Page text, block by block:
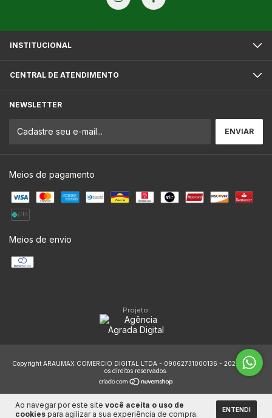
Ao navegar por este site você aceita o uso de
cookies para agilizar a sua experiência de compra. ENTENDI
INSTITUCIONAL
CENTRAL DE ATENDIMENTO
NEWSLETTER
Meios de pagamento
Meios de envio
Projeto:
Copyright ARAUMAX COMERCIO DIGITAL LTDA - 09062731000136 - 2026. Todos
os direitos reservados.